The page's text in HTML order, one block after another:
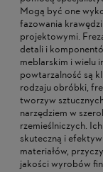
Mogą być one
fazowania
projektowymi.
detali i
meblarskim i wielu
powtarzalność są
rodzaju obróbki,
tworzyw
narzędziem w
rzemieślniczych.
skuteczną i
materiałów,
jakości wyrobów